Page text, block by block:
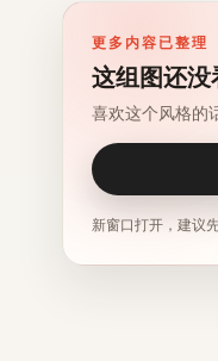
更多内容已整理
这组图还
喜欢这个风格的
新窗口打开，建议